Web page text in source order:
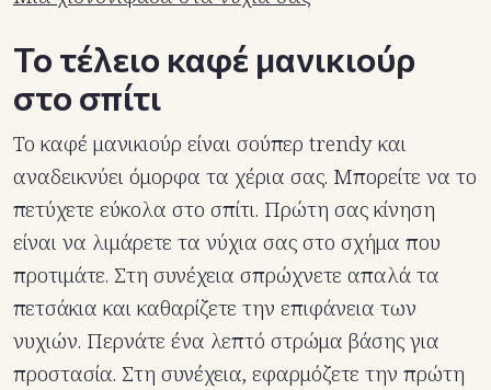
Το τέλειο καφέ μανικιούρ
στο σπίτι
Το καφέ μανικιούρ είναι σούπερ trendy και
αναδεικνύει όμορφα τα χέρια σας. Μπορείτε να το
πετύχετε εύκολα στο σπίτι. Πρώτη σας κίνηση
είναι να λιμάρετε τα νύχια σας στο σχήμα που
προτιμάτε. Στη συνέχεια σπρώχνετε απαλά τα
πετσάκια και καθαρίζετε την επιφάνεια των
νυχιών. Περνάτε ένα λεπτό στρώμα βάσης για
προστασία. Στη συνέχεια, εφαρμόζετε την πρώτη